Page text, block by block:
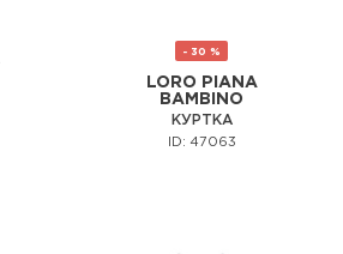
- 30 %
LORO PIANA
BAMBINO
КУРТКА
ID: 47063